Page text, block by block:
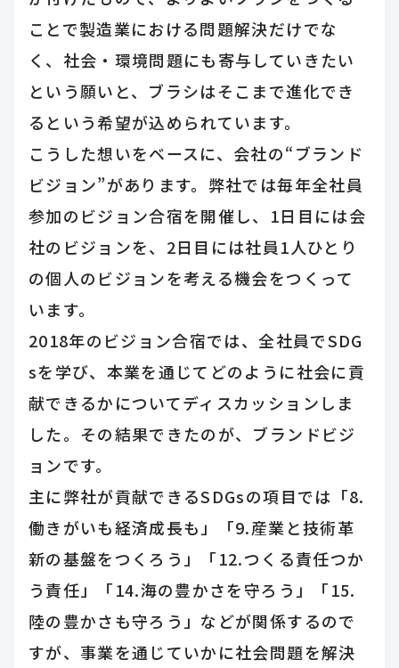
ことで製造業における問題解決だけでな
く、社会・環境問題にも寄与していきたい
という願いと、ブラシはそこまで進化でき
るという希望が込められています。
こうした想いをベースに、会社の“ブランド
ビジョン”があります。弊社では毎年全社員
参加のビジョン合宿を開催し、1日目には会
社のビジョンを、2日目には社員1人ひとり
の個人のビジョンを考える機会をつくって
います。
2018年のビジョン合宿では、全社員でSDG
sを学び、本業を通じてどのように社会に貢
献できるかについてディスカッションしま
した。その結果できたのが、ブランドビジ
ョンです。
主に弊社が貢献できるSDGsの項目では「8.
働きがいも経済成長も」「9.産業と技術革
新の基盤をつくろう」「12.つくる責任つか
う責任」「14.海の豊かさを守ろう」「15.
陸の豊かさも守ろう」などが関係するので
すが、事業を通じていかに社会問題を解決